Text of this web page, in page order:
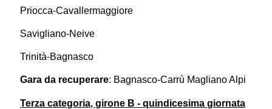
Priocca-Cavallermaggiore
Savigliano-Neive
Trinità-Bagnasco
Gara da recuperare: Bagnasco-Carrù Magliano Alpi
Terza categoria, girone B -quindicesima giornata